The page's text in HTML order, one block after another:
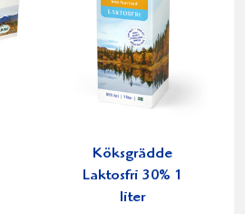
Köksgrädde
Laktosfri 30% 1
liter